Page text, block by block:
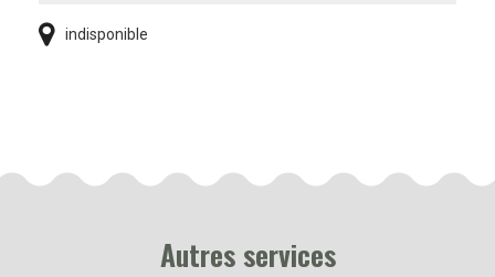
indisponible
Autres services